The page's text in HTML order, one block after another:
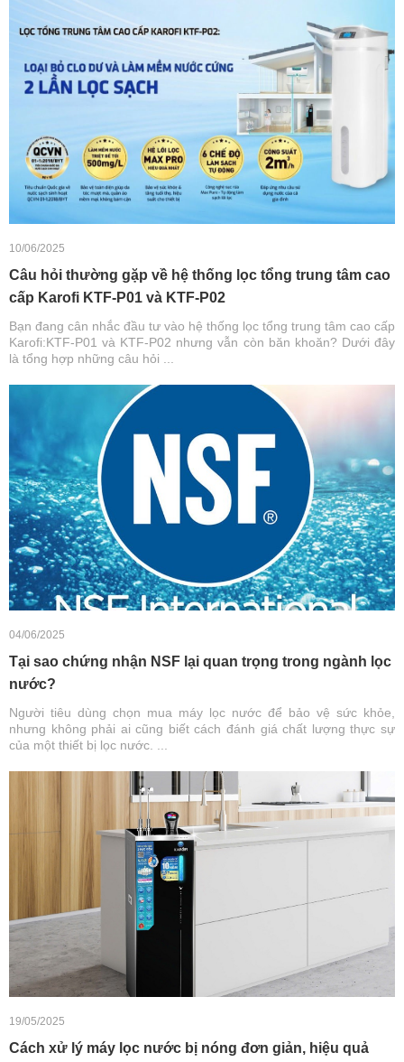
10/06/2025
Câu hỏi thường gặp về hệ thống lọc tổng trung tâm cao
cấp Karofi KTF-P01 và KTF-P02
Bạn đang cân nhắc đầu tư vào hệ thống lọc tổng trung tâm cao cấp
Karofi:KTF-P01 và KTF-P02 nhưng vẫn còn băn khoăn? Dưới đây
là tổng hợp những câu hỏi ...
04/06/2025
Tại sao chứng nhận NSF lại quan trọng trong ngành lọc
nước?
Người tiêu dùng chọn mua máy lọc nước để bảo vệ sức khỏe,
nhưng không phải ai cũng biết cách đánh giá chất lượng thực sự
của một thiết bị lọc nước. ...
19/05/2025
Cách xử lý máy lọc nước bị nóng đơn giản, hiệu quả